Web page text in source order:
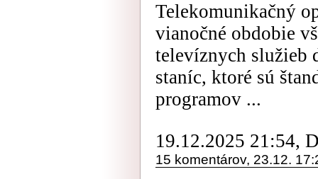
Telekomunikačný
vianočné obdobie
televíznych služieb
staníc, ktoré sú
programov ...
19.12.2025 21:54,
15 komentárov, 23.12.